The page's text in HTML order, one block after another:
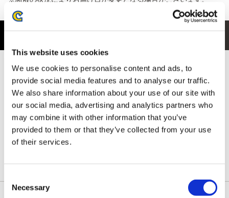
This website uses cookies
We use cookies to personalise content and ads, to
provide social media features and to analyse our traffic.
We also share information about your use of our site with
our social media, advertising and analytics partners who
may combine it with other information that you’ve
provided to them or that they’ve collected from your use
of their services.
Selection
Necessary
フロントには、装備づくりを支える頼もしい鍛冶屋のジェマをデ
ハンターたちを支える存在として印象的なキャラクターを、存在
感のあるイラストで表現した一枚です。
背ネック下には、ハンターの拠点となる簡易キャンプをさりげな
く配置。
ゲームの世界観を感じられる、ファン心をくすぐるデザインに仕
上がっています。